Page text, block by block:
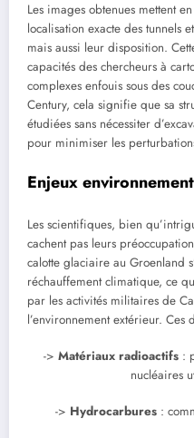
Les images obtenues mettent
localisation exacte des tunnels
mais aussi leur disposition.
capacités des chercheurs à
complexes enfouis sous des
Century, cela signifie que sa
étudiées sans nécessiter
pour minimiser les
Enjeux
Les scientifiques, bien
cachent pas leurs
calotte glaciaire au Groenland
réchauffement climatique, ce
par les activités militaires de
l’environnement extérieur. Ces
-> Matériaux radioactifs:
nucléaires
-> Hydrocarbures: